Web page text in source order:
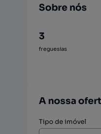
Sobre nós
3
freguesias
A nossa
Tipo de imóvel